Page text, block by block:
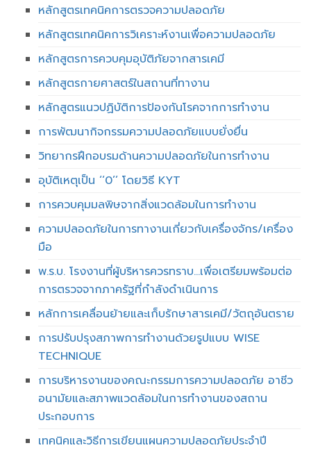
หลักสูตรเทคนิคการตรวจความปลอดภัย
หลักสูตรเทคนิคการวิเคราะห์งานเพื่อความปลอดภัย
หลักสูตรการควบคุมอุบัติภัยจากสารเคมี
หลักสูตรกายศาสตร์ในสถานที่ทางาน
หลักสูตรแนวปฏิบัติการป้องกันโรคจากการทำงาน
การพัฒนากิจกรรมความปลอดภัยแบบยั่งยื่น
วิทยากรฝึกอบรมด้านความปลอดภัยในการทำงาน
อุบัติเหตุเป็น ‘‘0’’ โดยวิธี KYT
การควบคุมมลพิษจากสิ่งแวดล้อมในการทำงาน
ความปลอดภัยในการทางานเกี่ยวกับเครื่องจักร/เครื่อง
มือ
พ.ร.บ. โรงงานที่ผู้บริหารควรทราบ...เพื่อเตรียมพร้อมต่อ
การตรวจจากภาครัฐที่กำลังดำเนินการ
หลักการเคลื่อนย้ายและเก็บรักษาสารเคมี/วัตถุอันตราย
การปรับปรุงสภาพการทำงานด้วยรูปแบบ WISE
TECHNIQUE
การบริหารงานของคณะกรรมการความปลอดภัย อาชีว
อนามัยและสภาพแวดล้อมในการทำงานของสถาน
ประกอบการ
เทคนิคและวิธีการเขียนแผนความปลอดภัยประจำปี